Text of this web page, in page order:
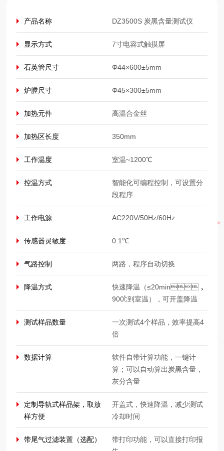
产品名称 DZ3500S 炭黑含量测试仪
显示方式 7寸电容式触摸屏
石英管尺寸 Φ44×600±5mm
炉膛尺寸 Φ45×300±5mm
加热元件 高温合金丝
加热区长度 350mm
工作温度 室温~1200℃
控温方式
智能化可编程控制，可设置分
段程序
工作电源 AC220V/50Hz/60Hz
传感器灵敏度 0.1℃
气路控制 两路，程序自动切换
降温方式
快速降温（≤20min，
900℃到室温），可开盖降温
测试样品数量
一次测试4个样品，效率提高4
倍
数据计算
软件自带计算功能，一键计
算；可以自动算出炭黑含量，
灰分含量
定制导轨式样品架，取放
样方便
开盖式，快速降温，减少测试
冷却时间
带尾气过滤装置（选配）
带打印功能，可以直接打印报